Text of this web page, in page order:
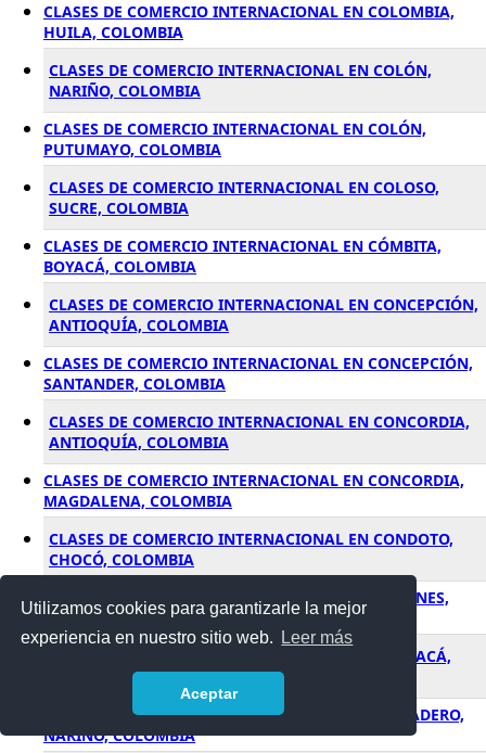
Utilizamos cookies para garantizarle la mejor
experiencia en nuestro sitio web.
Leer más
Aceptar
CLASES DE COMERCIO INTERNACIONAL EN COLOMBIA,
HUILA, COLOMBIA
CLASES DE COMERCIO INTERNACIONAL EN COLÓN,
NARIÑO, COLOMBIA
CLASES DE COMERCIO INTERNACIONAL EN COLÓN,
PUTUMAYO, COLOMBIA
CLASES DE COMERCIO INTERNACIONAL EN COLOSO,
SUCRE, COLOMBIA
CLASES DE COMERCIO INTERNACIONAL EN CÓMBITA,
BOYACÁ, COLOMBIA
CLASES DE COMERCIO INTERNACIONAL EN CONCEPCIÓN,
ANTIOQUÍA, COLOMBIA
CLASES DE COMERCIO INTERNACIONAL EN CONCEPCIÓN,
SANTANDER, COLOMBIA
CLASES DE COMERCIO INTERNACIONAL EN CONCORDIA,
ANTIOQUÍA, COLOMBIA
CLASES DE COMERCIO INTERNACIONAL EN CONCORDIA,
MAGDALENA, COLOMBIA
CLASES DE COMERCIO INTERNACIONAL EN CONDOTO,
CHOCÓ, COLOMBIA
CLASES DE COMERCIO INTERNACIONAL EN CONFINES,
SANTANDER, COLOMBIA
CLASES DE COMERCIO INTERNACIONAL EN CONSACÁ,
NARIÑO, COLOMBIA
CLASES DE COMERCIO INTERNACIONAL EN CONTADERO,
NARIÑO, COLOMBIA